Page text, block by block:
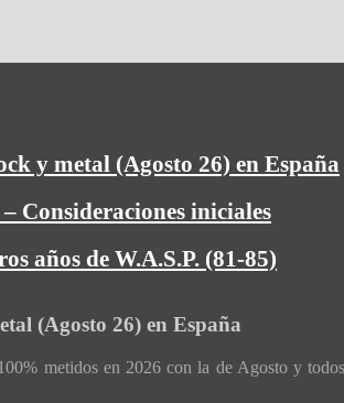
y metal (Agosto 26) en España
Consideraciones iniciales
años de W.A.S.P. (81-85)
(Agosto 26) en España
metidos en 2026 con la de Agosto y